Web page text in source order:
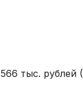
тыс. рублей